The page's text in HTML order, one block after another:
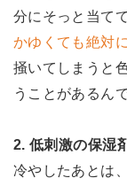
分にそっと当て
かゆくても絶対
掻いてしまうと
うことがあるんで
2. 低刺激の保湿
冷やしたあとは